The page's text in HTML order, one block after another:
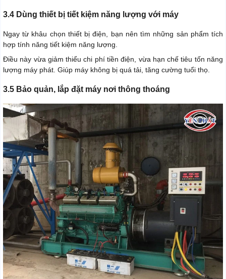
3.4 Dùng thiết bị tiết kiệm năng lượng với máy
Ngay từ khâu chọn thiết bị điện, bạn nên tìm những sản phẩm tích
hợp tính năng tiết kiệm năng lượng.
Điều này vừa giảm thiểu chi phí tiền điện, vừa hạn chế tiêu tốn năng
lượng máy phát. Giúp máy không bị quá tải, tăng cường tuổi thọ.
3.5 Bảo quản, lắp đặt máy nơi thông thoáng